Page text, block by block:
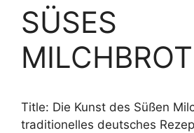
SÜSES
MILCHBROT
Title: Die Kunst des Süßen
traditionelles deutsches